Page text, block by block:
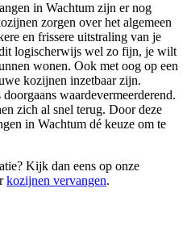
in Wachtum zijn er nog
zorgen over het algemeen
en frissere uitstraling van je
logischerwijs wel zo fijn, je wilt
wonen. Ook met oog op een
kozijnen inzetbaar zijn.
waardevermeerderend.
zich al snel terug. Door deze
in Wachtum dé keuze om te
Kijk dan eens op onze
kozijnen vervangen.